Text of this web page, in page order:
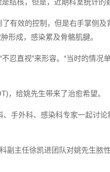
结核，但是，近期科室统计的
有效的控制，但是右手掌侧
形成，感染累及骨骼肌腱。
忍直视”来形容。“当时的情
，给姚先生带来了治愈希望。
手外科、感染科专家一起讨
副主任徐凯进团队对姚先生脓